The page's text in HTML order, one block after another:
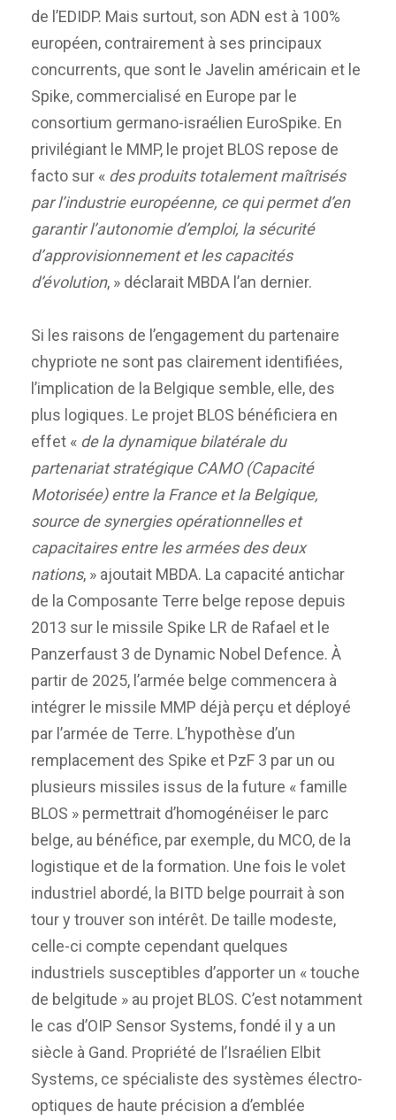
de l’EDIDP. Mais surtout, son ADN est à 100%
européen, contrairement à ses principaux
concurrents, que sont le Javelin américain et le
Spike, commercialisé en Europe par le
consortium germano-israélien EuroSpike. En
privilégiant le MMP, le projet BLOS repose de
facto sur « des produits totalement maîtrisés
par l’industrie européenne, ce qui permet d’en
garantir l’autonomie d’emploi, la sécurité
d’approvisionnement et les capacités
d’évolution, » déclarait MBDA l’an dernier.
Si les raisons de l’engagement du partenaire
chypriote ne sont pas clairement identifiées,
l’implication de la Belgique semble, elle, des
plus logiques. Le projet BLOS bénéficiera en
effet « de la dynamique bilatérale du
partenariat stratégique CAMO (Capacité
Motorisée) entre la France et la Belgique,
source de synergies opérationnelles et
capacitaires entre les armées des deux
nations, » ajoutait MBDA. La capacité antichar
de la Composante Terre belge repose depuis
2013 sur le missile Spike LR de Rafael et le
Panzerfaust 3 de Dynamic Nobel Defence. À
partir de 2025, l’armée belge commencera à
intégrer le missile MMP déjà perçu et déployé
par l’armée de Terre. L’hypothèse d’un
remplacement des Spike et PzF 3 par un ou
plusieurs missiles issus de la future « famille
BLOS » permettrait d’homogénéiser le parc
belge, au bénéfice, par exemple, du MCO, de la
logistique et de la formation. Une fois le volet
industriel abordé, la BITD belge pourrait à son
tour y trouver son intérêt. De taille modeste,
celle-ci compte cependant quelques
industriels susceptibles d’apporter un « touche
de belgitude » au projet BLOS. C’est notamment
le cas d’OIP Sensor Systems, fondé il y a un
siècle à Gand. Propriété de l’Israélien Elbit
Systems, ce spécialiste des systèmes électro-
optiques de haute précision a d’emblée